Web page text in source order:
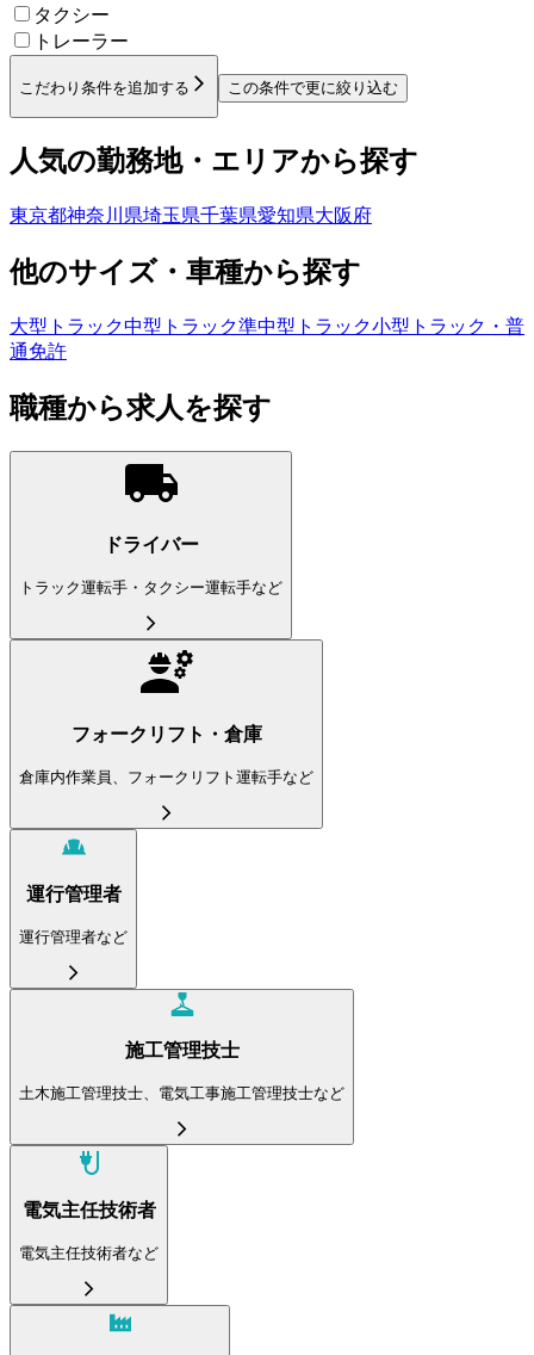
タクシー
トレーラー
こだわり条件を追加する この条件で更に絞り込む
人気の勤務地・エリアから探す
東京都神奈川県埼玉県千葉県愛知県大阪府
他のサイズ・車種から探す
大型トラック中型トラック準中型トラック小型トラック・普
通免許
職種から求人を探す
ドライバー
トラック運転手・タクシー運転手など
フォークリフト・倉庫
倉庫内作業員、フォークリフト運転手など
運行管理者
運行管理者など
施工管理技士
土木施工管理技士、電気工事施工管理技士など
電気主任技術者
電気主任技術者など